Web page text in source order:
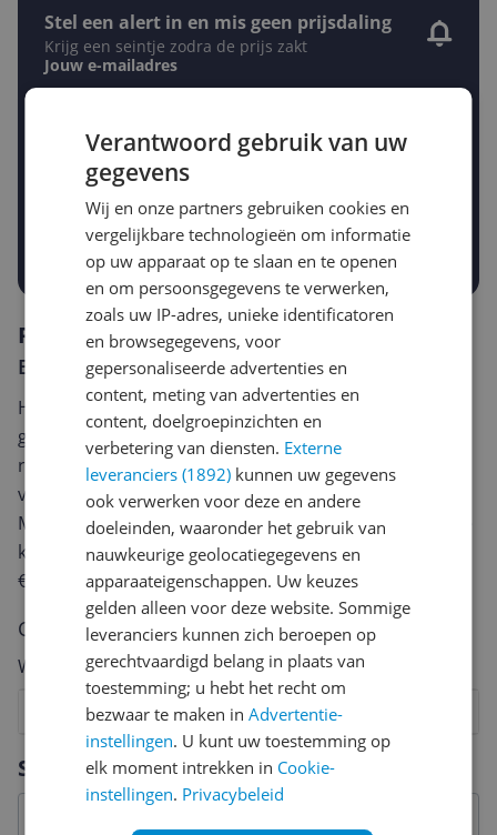
Stel een alert in en mis geen prijsdaling
Krijg een seintje zodra de prijs zakt
Jouw e-mailadres
Gewenste daling of bedrag
-5% -10% -15%
€
Prijsalert aanzetten
Specificaties
Reviews
Er zijn nog geen reviews geschreven
Heb jij dit product in bezit en wil je graag je mening
geven? Start dan hieronder met het schrijven van je
review. Afhankelijk van de details duurt het schrijven
van een review gemiddeld tussen de 3 en 10 minuten.
Met jouw mening help je andere bezoekers een betere
keuze te maken én maak je iedere maand kans op
€250,-!
Klik hier voor de actievoorwaarden.
Cijfer
Welk cijfer geef jij dit product?
7
6
5
4
3
2
Vraag 1 van 4
Verantwoord gebruik van uw
gegevens
Wij en onze partners gebruiken cookies en
vergelijkbare technologieën om informatie
op uw apparaat op te slaan en te openen
en om persoonsgegevens te verwerken,
zoals uw IP-adres, unieke identificatoren
en browsegegevens, voor
gepersonaliseerde advertenties en
content, meting van advertenties en
content, doelgroepinzichten en
verbetering van diensten. Externe
leveranciers (1892) kunnen uw gegevens
ook verwerken voor deze en andere
doeleinden, waaronder het gebruik van
nauwkeurige geolocatiegegevens en
apparaateigenschappen. Uw keuzes
gelden alleen voor deze website. Sommige
leveranciers kunnen zich beroepen op
gerechtvaardigd belang in plaats van
toestemming; u hebt het recht om
bezwaar te maken inAdvertentie-
instellingen. U kunt uw toestemming op
elk moment intrekken in Cookie-
instellingen. Privacybeleid